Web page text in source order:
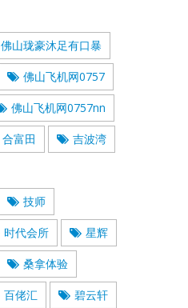
佛山珑豪沐足有口暴
佛山飞机网0757
佛山飞机网0757nn
合富田 吉波湾
技师
时代会所 星辉
桑拿体验
百佬汇 碧云轩